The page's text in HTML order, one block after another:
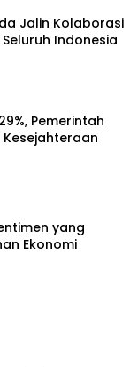
Jalin Kolaborasi
Indonesia
Pemerintah
Kesejahteraan
yang
Ekonomi